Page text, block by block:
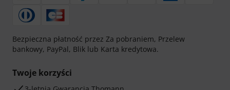
Bezpieczna płatność przez Za pobraniem, Przelew
bankowy, PayPal, Blik lub Karta kredytowa.
Twoje korzyści